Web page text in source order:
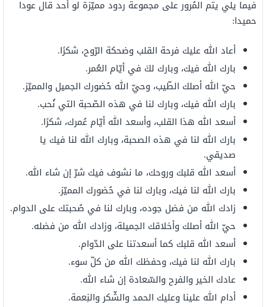
فيما يلي يتم المُرور على مجموعة ردود مميّزة لو أحد قال عودا
حميدا:
أعاد الله عليك فرحة القلب وضحكة الرّوح، شكرًا.
بارك الله فيك، وبارك لكَ في أيّام العُمر.
حيّ الله أصلك الطّيب، وحيّ الله حُضورك الجميل والمميّز.
بارك الله فيك، وبارك لنا في هذه الصّحبة التي نُحب.
أسعد الله هذا القلب، وأسعد الله أيّام عُمرك، شكرًا.
بارك الله لنا في هذه الصحبة، وبارك الله لنا فيك يا
صديقي.
أسعد الله قلبك وروحك، ما نشوف فيك شرّ إن شاء الله.
بارك الله لنا فيك، وبارك لنا في حُضورك المميّز.
زادك الله من فضل جوده، وبارك لنا في صُحبتك على الدوام.
حيّ الله أصلك وأخلاقك الجميلة، وزادك الله من فضله.
أسعد الله قلبك كما أسعدتنا على الدّوام.
بارك الله لنا فيك، وحفظك الله من كلّ سوء.
عادك الخير والفرح والسّعادة إن شاء الله.
أدام الله علينا وعليك الحمد والشّكر والنِعمة.